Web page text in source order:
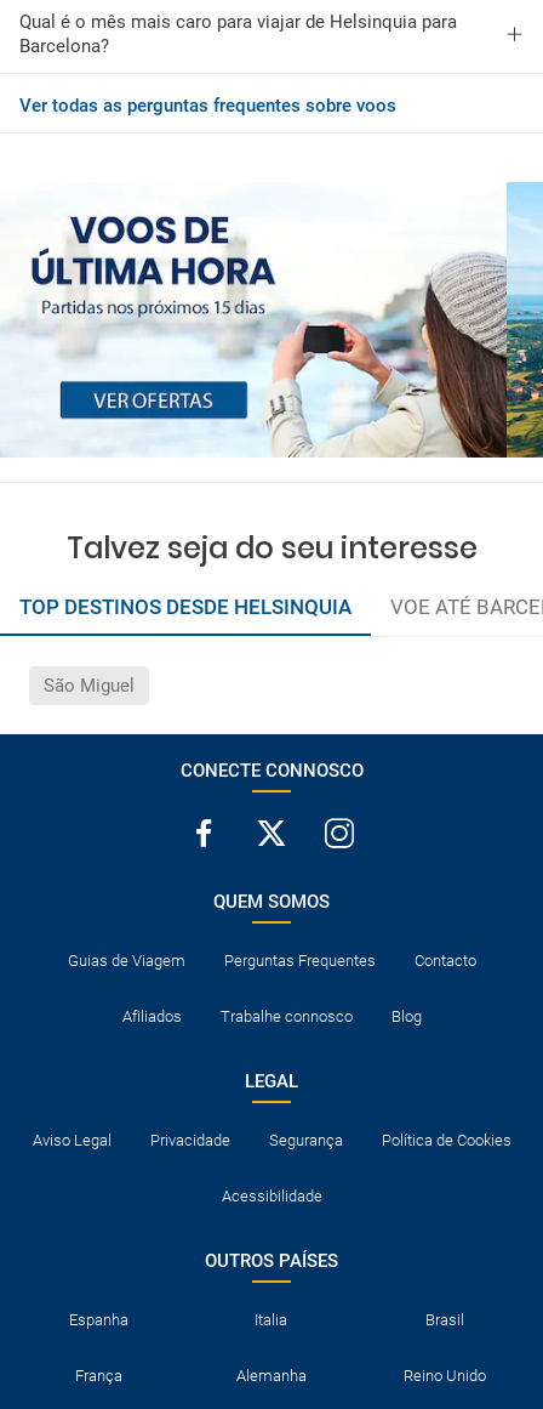
Qual é o mês mais caro para viajar de Helsinquia para
Barcelona?
Ver todas as perguntas frequentes sobre voos
Talvez seja do seu interesse
TOP DESTINOS DESDE HELSINQUIA VOE ATÉ
São Miguel
CONECTE CONNOSCO
QUEM SOMOS
Guias de Viagem Perguntas Frequentes Contacto
Afiliados Trabalhe connosco Blog
LEGAL
Aviso Legal Privacidade Segurança Política de Cookies
Acessibilidade
OUTROS PAÍSES
Espanha Italia Brasil
França Alemanha Reino Unido